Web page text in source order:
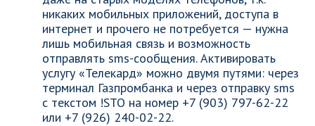
никаких мобильных приложений, доступа в
интернет и прочего не потребуется — нужна
лишь мобильная связь и возможность
отправлять sms-сообщения. Активировать
услугу «Телекард» можно двумя путями: через
терминал Газпромбанка и через отправку sms
с текстом !STO на номер +7 (903) 797-62-22
или +7 (926) 240-02-22.